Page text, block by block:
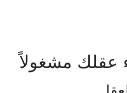
عقلك مشغولاً